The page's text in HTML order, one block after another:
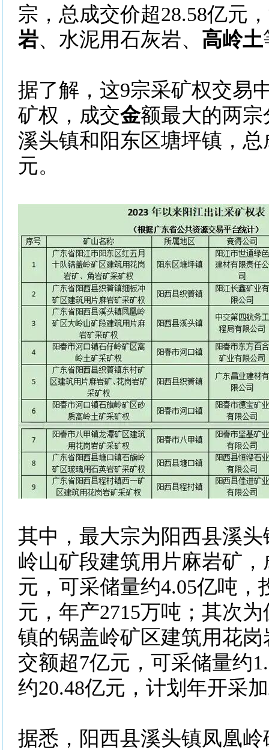
宗，总成交价超28.58亿元
岩、水泥用石灰岩、 高岭土
据了解，这9宗采矿权交易
矿权，成交金额最大的两
溪头镇和阳东区塘坪镇，总
元。
其中，最大宗为阳西县溪
岭山矿段建筑用片麻岩矿
元，可采储量约4.05亿吨，
元，年产2715万吨；其次
镇的锅盖岭矿区建筑用花
交额超7亿元，可采储量约
约20.48亿元，计划年开采
据悉，阳西县溪头镇凤凰